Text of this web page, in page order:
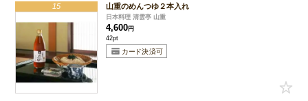
15 山重のめんつゆ２本入れ
日本料理 清雲亭 山重
4,600 円
42pt